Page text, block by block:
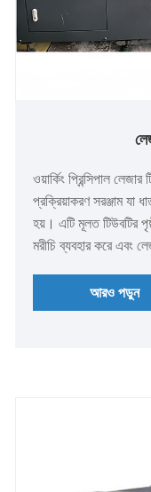
ওয়ার্কিং প্রিন্সিপাল
প্রক্রিয়াকরণ সরঞ্জাম যা
হয়। এটি মূলত টিউবটির
মরীচি ব্যবহার করে এবং
আরও পড়ুন